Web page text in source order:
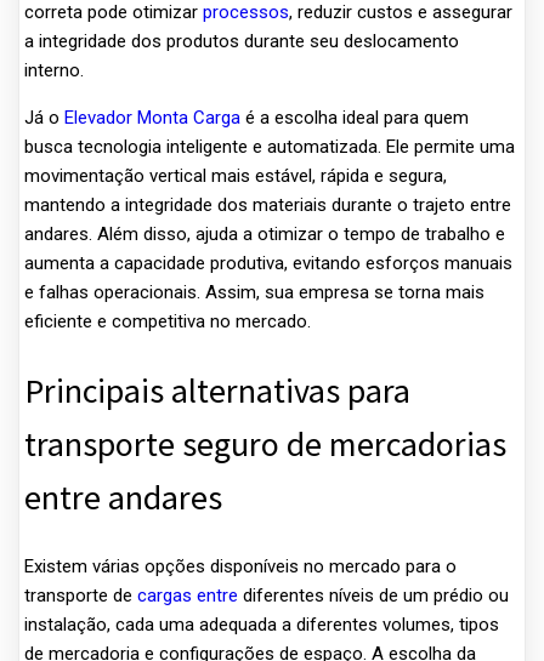
correta pode otimizar processos, reduzir custos e assegurar
a integridade dos produtos durante seu deslocamento
interno.
Já o Elevador Monta Carga é a escolha ideal para quem
busca tecnologia inteligente e automatizada. Ele permite uma
movimentação vertical mais estável, rápida e segura,
mantendo a integridade dos materiais durante o trajeto entre
andares. Além disso, ajuda a otimizar o tempo de trabalho e
aumenta a capacidade produtiva, evitando esforços manuais
e falhas operacionais. Assim, sua empresa se torna mais
eficiente e competitiva no mercado.
Principais alternativas para
transporte seguro de mercadorias
entre andares
Existem várias opções disponíveis no mercado para o
transporte de cargas entre diferentes níveis de um prédio ou
instalação, cada uma adequada a diferentes volumes, tipos
de mercadoria e configurações de espaço. A escolha da